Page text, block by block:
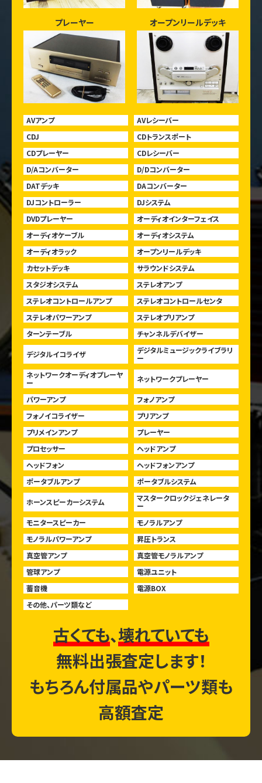
プレーヤー オープンリールデッキ
AVアンプ
AVレシーバー
CDJ
CDトランスポート
CDプレーヤー
CDレシーバー
D/Aコンバーター
D/Dコンバーター
DATデッキ
DAコンバーター
DJコントローラー
DJシステム
DVDプレーヤー
オーディオインターフェイス
オーディオケーブル
オーディオシステム
オーディオラック
オープンリールデッキ
カセットデッキ
サラウンドシステム
スタジオシステム
ステレオアンプ
ステレオコントロールアンプ
ステレオコントロールセンタ
ステレオパワーアンプ
ステレオプリアンプ
ターンテーブル
チャンネルデバイザー
デジタルイコライザ
デジタルミュージックライブラリ
ー
ネットワークオーディオプレーヤ
ー
ネットワークプレーヤー
パワーアンプ
フォノアンプ
フォノイコライザー
プリアンプ
プリメインアンプ
プレーヤー
プロセッサー
ヘッドアンプ
ヘッドフォン
ヘッドフォンアンプ
ポータブルアンプ
ポータブルシステム
ホーンスピーカーシステム
マスタークロックジェネレータ
ー
モニタースピーカー
モノラルアンプ
モノラルパワーアンプ
昇圧トランス
真空管アンプ
真空管モノラルアンプ
管球アンプ
電源ユニット
蓄音機
電源BOX
その他、パーツ類など
古くても、壊れていても
無料出張査定します！
もちろん付属品やパーツ類も
高額査定